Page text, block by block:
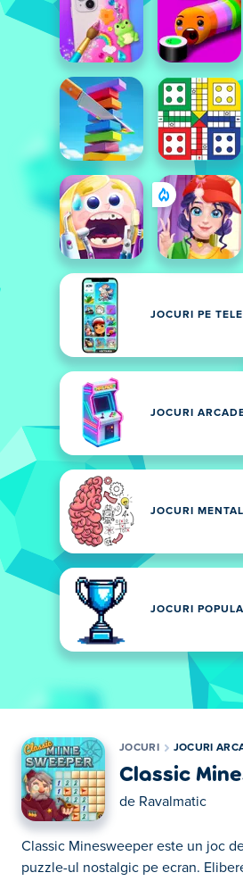
JOCURI PE
JOCURI
JOCURI
JOCURI
JOCURI JOCURI
Classic
de Ravalmatic
Classic Minesweeper este un joc
puzzle-ul nostalgic pe ecran.